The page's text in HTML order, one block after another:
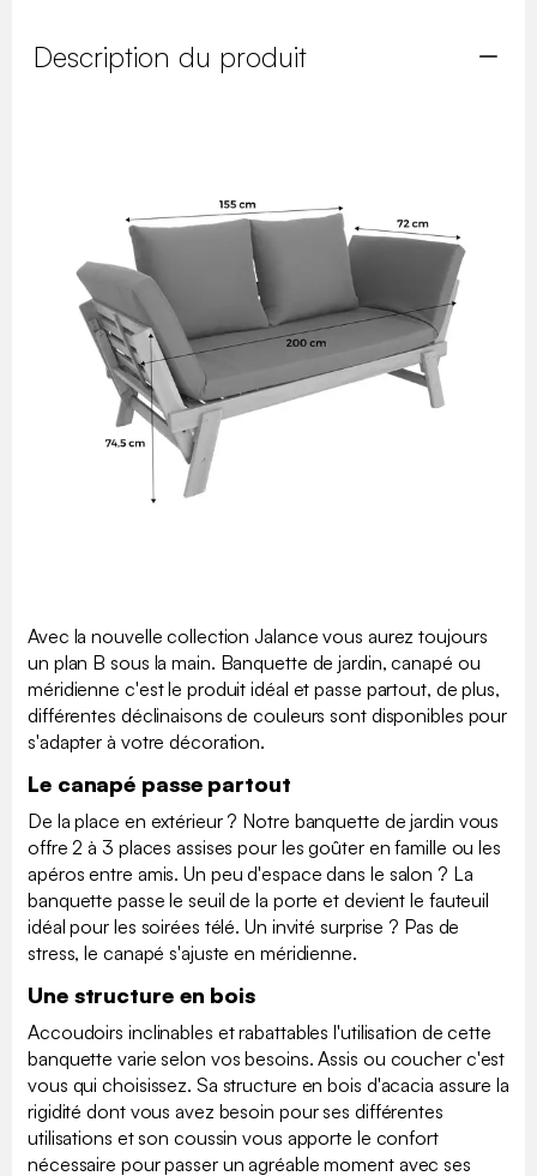
Description du produit
Avec la nouvelle collection Jalance vous aurez toujours
un plan B sous la main. Banquette de jardin, canapé ou
méridienne c'est le produit idéal et passe partout, de plus,
différentes déclinaisons de couleurs sont disponibles pour
s'adapter à votre décoration.
Le canapé passe partout
De la place en extérieur ? Notre banquette de jardin vous
offre 2 à 3 places assises pour les goûter en famille ou les
apéros entre amis. Un peu d'espace dans le salon ? La
banquette passe le seuil de la porte et devient le fauteuil
idéal pour les soirées télé. Un invité surprise ? Pas de
stress, le canapé s'ajuste en méridienne.
Une structure en bois
Accoudoirs inclinables et rabattables l'utilisation de cette
banquette varie selon vos besoins. Assis ou coucher c'est
vous qui choisissez. Sa structure en bois d'acacia assure la
rigidité dont vous avez besoin pour ses différentes
utilisations et son coussin vous apporte le confort
nécessaire pour passer un agréable moment avec ses